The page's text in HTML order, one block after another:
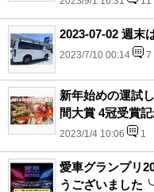
2023-07-02 週末
2023/7/10 00:14 7
新年始めの運試
間大賞 4冠受賞
2023/1/4 10:06 1
愛車グランプリ
うございました